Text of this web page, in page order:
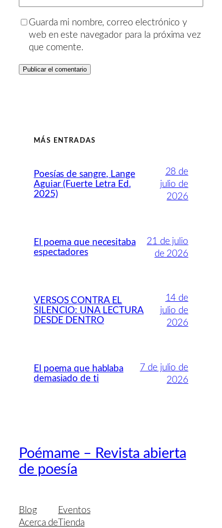
Guarda mi nombre, correo electrónico y
web en este navegador para la próxima vez
que comente.
MÁS ENTRADAS
Poesías de sangre, Lange
Aguiar (Fuerte Letra Ed.
2025)
28 de
julio de
2026
El poema que necesitaba
espectadores
21 de julio
de 2026
VERSOS CONTRA EL
SILENCIO: UNA LECTURA
DESDE DENTRO
14 de
julio de
2026
El poema que hablaba
demasiado de ti
7 de julio de
2026
Poémame – Revista abierta
de poesía
Blog
Acerca de
Eventos
Tienda